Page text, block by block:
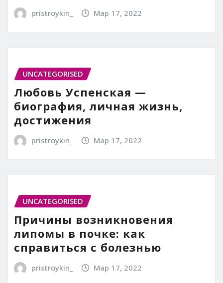
pristroykin_ Мар 17, 2022
UNCATEGORISED
Любовь Успенская —
биография, личная жизнь,
достижения
pristroykin_ Мар 17, 2022
UNCATEGORISED
Причины возникновения
липомы в почке: как
справиться с болезнью
pristroykin_ Мар 17, 2022